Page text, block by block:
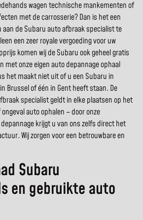
wagen technische mankementen of
met de carrosserie? Dan is het een
aan de Subaru auto afbraak specialist te
een zeer royale vergoeding voor uw
komen wij de Subaru ook geheel gratis
met onze eigen auto depannage ophaal
het maakt niet uit of u een Subaru in
Brussel of één in Gent heeft staan. De
specialist geldt in elke plaatsen op het
auto ophalen – door onze
krijgt u van ons zelfs direct het
Wij zorgen voor een betrouwbare en
Subaru
en gebruikte auto